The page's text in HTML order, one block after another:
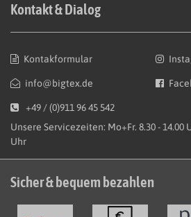
Kontakt & Dialog
Kontakformular
info@bigtex.de
+49 / (0)911 96 45 542
Unsere Servicezeiten: Mo+Fr. 8.30 - 14.00
Uhr
Sicher & bequem bezahlen